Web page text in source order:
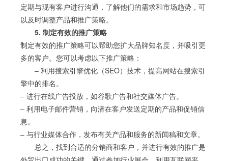
定期与现有客户进行沟通，了解他们的需求和市场趋势，可
以及时调整产品和推广策略。
5. 制定有效的推广策略
制定有效的推广策略可以帮助您扩大品牌知名度，并吸引更
多的客户。您可以考虑以下推广策略：
– 利用搜索引擎优化（SEO）技术，提高网站在搜索引
擎中的排名。
– 进行在线广告投放，如谷歌广告和社交媒体广告。
– 利用电子邮件营销，向潜在客户发送定期的产品和促销信
息。
– 与行业媒体合作，发布有关产品和服务的新闻稿和文章。
总之，找到合适的分销商和客户，并进行有效的推广是